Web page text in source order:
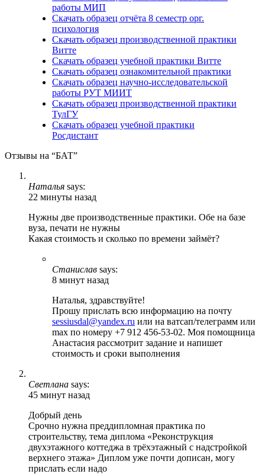
работы МИП
Скачать образец отчёта 8 семестр орг.
психология
Скачать образец производственной практики
Витте
Скачать образец учебной практики Витте
Скачать образец ознакомительной практики
Скачать образец научно-исследовательской
работы РУТ МИИТ
Скачать образец производственной практики
ТулГУ
Скачать образец учебной практики
Росдистант
Отзывы на “БАТ”
Наталья says:
22 минуты назад
Нужны две производственные практики. Обе на базе
вуза, печати не нужны
Какая стоимость и сколько по времени займёт?
Станислав says:
8 минут назад
Наталья, здравствуйте!
Прошу прислать всю информацию на почту
sessiusdal@yandex.ru или на ватсап/телеграмм или
max по номеру +7 912 456-53-02. Моя помощница
Анастасия рассмотрит задание и напишет
стоимость и сроки выполнения
Светлана says:
45 минут назад
Добрый день
Срочно нужна преддипломная практика по
строительству, тема диплома «Реконструкция
двухэтажного коттеджа в трёхэтажный с надстройкой
верхнего этажа» Диплом уже почти дописан, могу
прислать если надо